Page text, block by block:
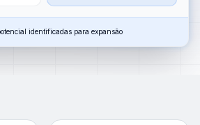
identificadas para expansão